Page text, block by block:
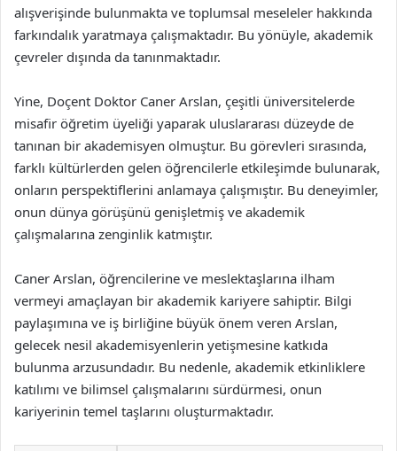
alışverişinde bulunmakta ve toplumsal meseleler hakkında
farkındalık yaratmaya çalışmaktadır. Bu yönüyle, akademik
çevreler dışında da tanınmaktadır.
Yine, Doçent Doktor Caner Arslan, çeşitli üniversitelerde
misafir öğretim üyeliği yaparak uluslararası düzeyde de
tanınan bir akademisyen olmuştur. Bu görevleri sırasında,
farklı kültürlerden gelen öğrencilerle etkileşimde bulunarak,
onların perspektiflerini anlamaya çalışmıştır. Bu deneyimler,
onun dünya görüşünü genişletmiş ve akademik
çalışmalarına zenginlik katmıştır.
Caner Arslan, öğrencilerine ve meslektaşlarına ilham
vermeyi amaçlayan bir akademik kariyere sahiptir. Bilgi
paylaşımına ve iş birliğine büyük önem veren Arslan,
gelecek nesil akademisyenlerin yetişmesine katkıda
bulunma arzusundadır. Bu nedenle, akademik etkinliklere
katılımı ve bilimsel çalışmalarını sürdürmesi, onun
kariyerinin temel taşlarını oluşturmaktadır.